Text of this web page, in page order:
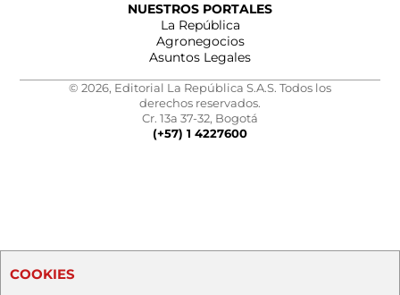
NUESTROS PORTALES
La República
Agronegocios
Asuntos Legales
© 2026, Editorial La República S.A.S. Todos los
derechos reservados.
Cr. 13a 37-32, Bogotá
(+57) 1 4227600
COOKIES